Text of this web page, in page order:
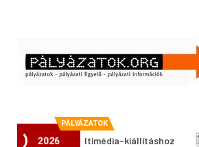
PÁLYÁZATOK
2026
multimédia-kiállításhoz